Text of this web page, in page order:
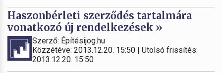
Haszonbérleti szerződés tartalmára
vonatkozó új rendelkezések »
Szerző: Építésijog.hu
Közzétéve: 2013.12.20. 15:50 | Utolsó frissítés:
2013.12.20. 15:50